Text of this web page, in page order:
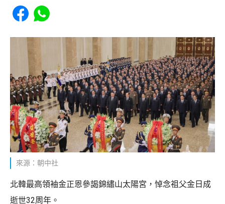
Share to Facebook
Share to WhatsApp
來源：朝中社
北韓最高領袖金正恩參謁錦繡山太陽宮，悼念祖父金日成
逝世32周年。